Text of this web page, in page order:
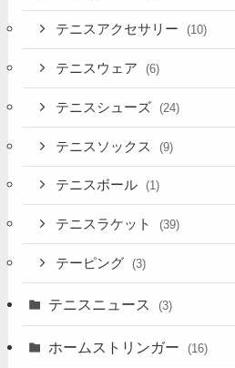
テニスアクセサリー (10)
テニスウェア (6)
テニスシューズ (24)
テニスソックス (9)
テニスボール (1)
テニスラケット (39)
テーピング (3)
テニスニュース (3)
ホームストリンガー (16)